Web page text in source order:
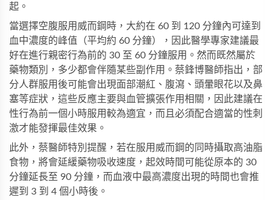
起。
當選擇空腹服用威而鋼時，大約在 60 到 120 分鐘內可達到
血中濃度的峰值（平均約 60 分鐘），因此醫學專家建議最
好在進行親密行為前的 30 至 60 分鐘服用。然而既然屬於
藥物類別，多少都會伴隨某些副作用。蔡鋒博醫師指出，部
分人群服用後可能會出現面部潮紅、腹瀉、頭暈眼花以及鼻
塞等症狀，這些反應主要與血管擴張作用相關，因此建議在
性行為前一個小時服用較為適宜，而且必須配合適當的性刺
激才能發揮最佳效果。
此外，蔡醫師特別提醒，若在服用 威而鋼 的同時攝取高油脂
食物，將會延緩藥物吸收速度，起效時間可能從原本的 30
分鐘延長至 90 分鐘，而血液中最高濃度出現的時間也會推
遲到 3 到 4 個小時後。